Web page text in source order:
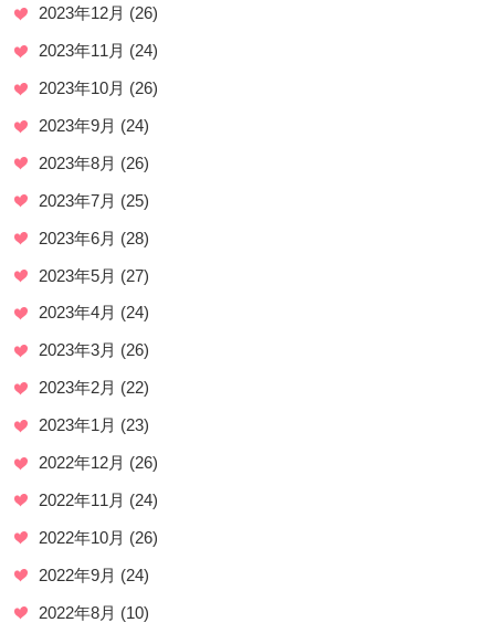
2023年12月 (26)
2023年11月 (24)
2023年10月 (26)
2023年9月 (24)
2023年8月 (26)
2023年7月 (25)
2023年6月 (28)
2023年5月 (27)
2023年4月 (24)
2023年3月 (26)
2023年2月 (22)
2023年1月 (23)
2022年12月 (26)
2022年11月 (24)
2022年10月 (26)
2022年9月 (24)
2022年8月 (10)